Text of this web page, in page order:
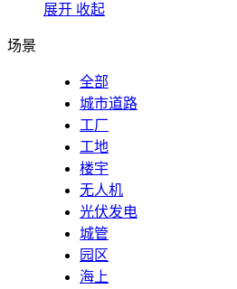
展开 收起
场景
全部
城市道路
工厂
工地
楼宇
无人机
光伏发电
城管
园区
海上